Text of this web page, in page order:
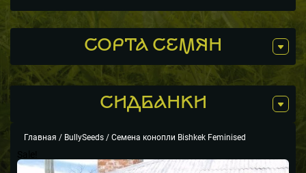
СОРТА СЕМЯН
СИДБАНКИ
Главная / BullySeeds / Семена конопли Bishkek Feminised